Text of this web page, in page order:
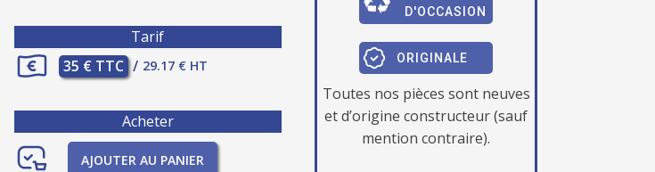
Tarif
35 € TTC / 29.17 € HT
Acheter
AJOUTER AU PANIER
D'OCCASION
ORIGINALE
Toutes nos pièces sont neuves
et d’origine constructeur (sauf
mention contraire).